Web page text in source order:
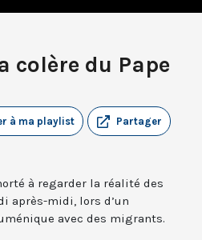
colère du Pape
Partager
à ma playlist
à regarder la réalité des
après-midi, lors d’un
avec des migrants.